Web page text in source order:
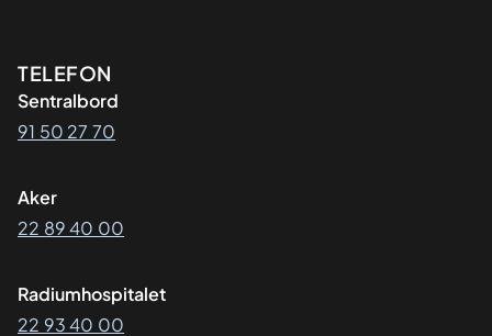
Kontaktinformasjon
TELEFON
Sentralbord
91 50 27 70
Aker
22 89 40 00
Radiumhospitalet
22 93 40 00